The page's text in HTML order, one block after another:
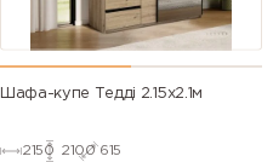
Шафа-купе Тедді 2.15х2.1м
2150 2100 615